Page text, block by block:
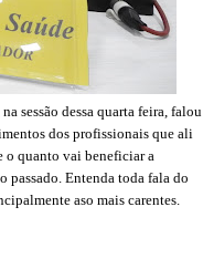
sessão dessa quarta feira, falou
dos profissionais que ali
o quanto vai beneficiar a
passado. Entenda toda fala do
aso mais carentes.